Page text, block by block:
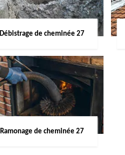
Débistrage de cheminée 27
Ramonage de cheminée 27